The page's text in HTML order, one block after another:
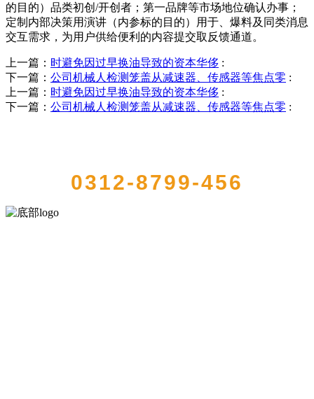
的目的）品类初创/开创者；第一品牌等市场地位确认办事；
定制内部决策用演讲（内参标的目的）用于、爆料及同类消息
交互需求，为用户供给便利的内容提交取反馈通道。
上一篇： 时避免因过早换油导致的资本华侈 :
下一篇： 公司机械人检测笼盖从减速器、传感器等焦点零 :
上一篇： 时避免因过早换油导致的资本华侈 :
下一篇： 公司机械人检测笼盖从减速器、传感器等焦点零 :
0312-8799-456